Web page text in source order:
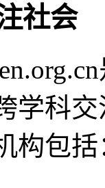
社会
学科
构包